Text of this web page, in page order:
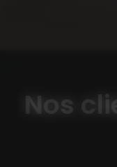
Nos